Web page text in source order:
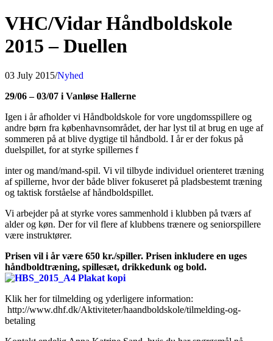
VHC/Vidar Håndboldskole
2015 – Duellen
03 July 2015/Nyhed
29/06 – 03/07 i Vanløse Hallerne
Igen i år afholder vi Håndboldskole for vore ungdomsspillere og
andre børn fra københavnsområdet, der har lyst til at brug en uge af
sommeren på at blive dygtige til håndbold. I år er der fokus på
duelspillet, for at styrke spillernes f
inter og mand/mand-spil. Vi vil tilbyde individuel orienteret træning
af spillerne, hvor der både bliver fokuseret på pladsbestemt træning
og taktisk forståelse af håndboldspillet.
Vi arbejder på at styrke vores sammenhold i klubben på tværs af
alder og køn. Der for vil flere af klubbens trænere og seniorspillere
være instruktører.
Prisen vil i år være 650 kr./spiller. Prisen inkludere en uges
håndboldtræning, spillesæt, drikkedunk og bold.
Klik her for tilmelding og yderligere information:
http://www.dhf.dk/Aktiviteter/haandboldskole/tilmelding-og-
betaling